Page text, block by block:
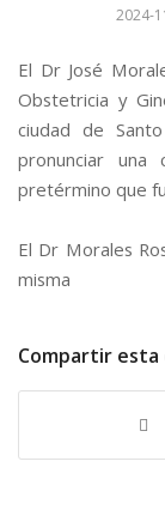
2024-
El Dr José
Obstetricia y
ciudad de
pronunciar una
pretérmino que
El Dr Morales
misma
Compartir